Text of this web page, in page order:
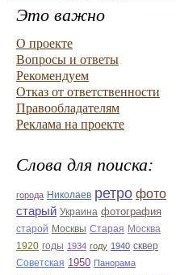
Это важно
О проекте
Вопросы и ответы
Рекомендуем
Отказ от ответственности
Правообладателям
Реклама на проекте
Слова для поиска:
города Николаев ретро фото
старый Украина фотография
старой Москвы Старая Москва
1920 годы 1934 году 1940 сквер
Советская 1950 Панорама